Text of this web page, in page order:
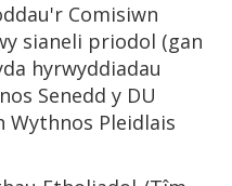
Comisiwn
sianeli priodol (gan
hyrwyddiadau
Senedd y DU
Wythnos Pleidlais